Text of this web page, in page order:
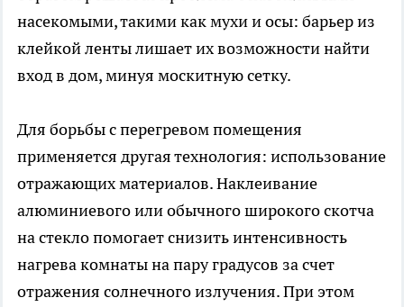
насекомыми, такими как мухи и осы: барьер из
клейкой ленты лишает их возможности найти
вход в дом, минуя москитную сетку.
Для борьбы с перегревом помещения
применяется другая технология: использование
отражающих материалов. Наклеивание
алюминиевого или обычного широкого скотча
на стекло помогает снизить интенсивность
нагрева комнаты на пару градусов за счет
отражения солнечного излучения. При этом